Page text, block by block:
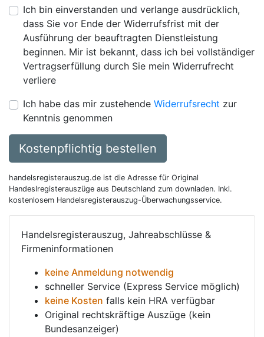
Ich bin einverstanden und verlange ausdrücklich,
dass Sie vor Ende der Widerrufsfrist mit der
Ausführung der beauftragten Dienstleistung
beginnen. Mir ist bekannt, dass ich bei vollständiger
Vertragserfüllung durch Sie mein Widerrufrecht
verliere
Ich habe das mir zustehende Widerrufsrecht zur
Kenntnis genommen
Kostenpflichtig bestellen
handelsregisterauszug.de ist die Adresse für Original
Handeslregisterauszüge aus Deutschland zum downladen. Inkl.
kostenlosem Handelsregisterauszug-Überwachungsservice.
Handelsregisterauszug, Jahreabschlüsse &
Firmeninformationen
keine Anmeldung notwendig
schneller Service (Express Service möglich)
keine Kosten falls kein HRA verfügbar
Original rechtskräftige Auszüge (kein
Bundesanzeiger)